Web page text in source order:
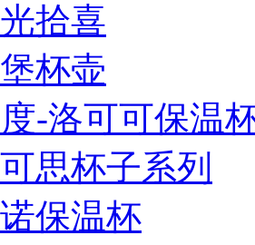
拾喜
杯壶
-洛可可保温
思杯子系列
保温杯